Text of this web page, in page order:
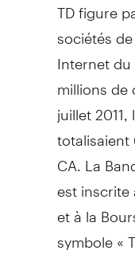
sociétés
Internet
millions de
juillet
CA. La
est
et à la
symbole «